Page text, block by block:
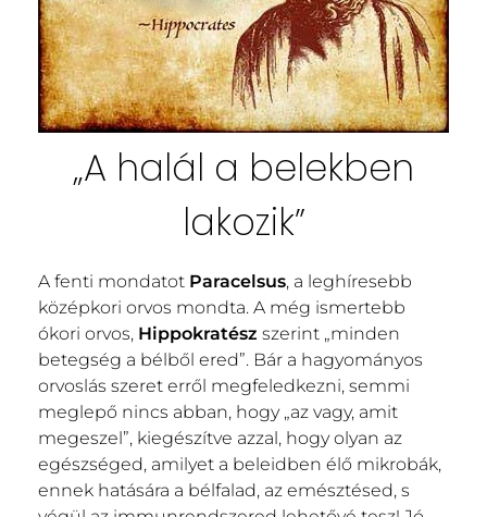
„A halál a belekben
lakozik”
A fenti mondatot Paracelsus, a leghíresebb
középkori orvos mondta. A még ismertebb
ókori orvos, Hippokratész szerint „minden
betegség a bélből ered”. Bár a hagyományos
orvoslás szeret erről megfeledkezni, semmi
meglepő nincs abban, hogy „az vagy, amit
megeszel”, kiegészítve azzal, hogy olyan az
egészséged, amilyet a beleidben élő mikrobák,
ennek hatására a bélfalad, az emésztésed, s